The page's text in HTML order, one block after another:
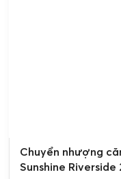
Chuyển nhượng
Sunshine Riverside